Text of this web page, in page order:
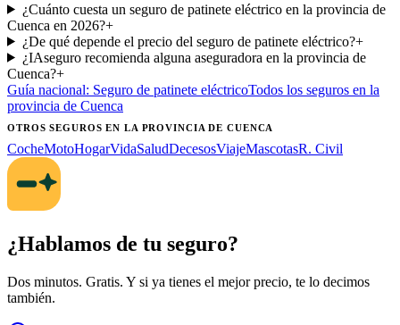
¿Cuánto cuesta un seguro de patinete eléctrico en la provincia de
Cuenca en 2026?+
¿De qué depende el precio del seguro de patinete eléctrico?+
¿IAseguro recomienda alguna aseguradora en la provincia de
Cuenca?+
Guía nacional: Seguro de patinete eléctricoTodos los seguros en la
provincia de Cuenca
OTROS SEGUROSEN LA PROVINCIA DE CUENCA
CocheMotoHogarVidaSaludDecesosViajeMascotasR. Civil
¿Hablamos de tu seguro?
Dos minutos. Gratis. Y si ya tienes el mejor precio, te lo decimos
también.